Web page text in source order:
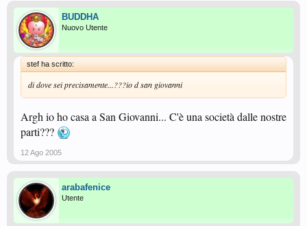
BUDDHA
Nuovo Utente
stef ha scritto:
di dove sei precisamente...???io d san giovanni
Argh io ho casa a San Giovanni... C'è una società dalle nostre
parti???
12 Ago 2005
arabafenice
Utente